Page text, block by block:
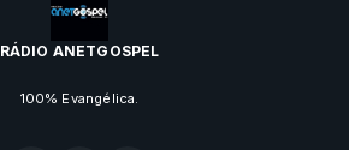
RÁDIO ANETGOSPEL
100% Evangélica.